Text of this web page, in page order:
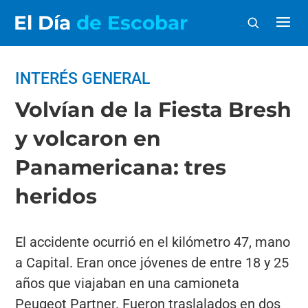
El Día de Escobar
INTERÉS GENERAL
Volvían de la Fiesta Bresh
y volcaron en
Panamericana: tres
heridos
El accidente ocurrió en el kilómetro 47, mano
a Capital. Eran once jóvenes de entre 18 y 25
años que viajaban en una camioneta
Peugeot Partner. Fueron traslalados en dos